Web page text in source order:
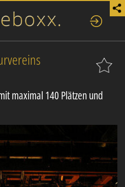
maximal 140 Plätzen und